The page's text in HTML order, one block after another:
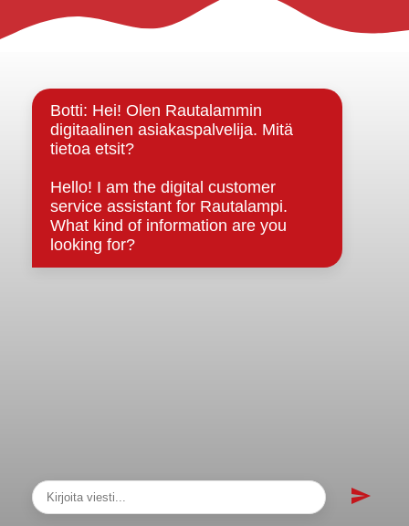
Rautalammin kunta
Strategiat, ohjelmat, ohjeet, suunnitelmat, säännöt ja
sopimukset
Asiakirjajulkisuuskuvaus
Evästeet
Saavutettavuusseloste
Tietosuoja
Tietosuojaselosteet